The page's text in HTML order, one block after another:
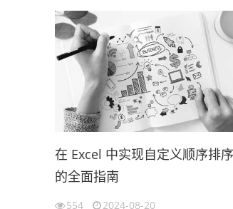
在 Excel 中实现自定义顺序排序
的全面指南
554 2024-08-20